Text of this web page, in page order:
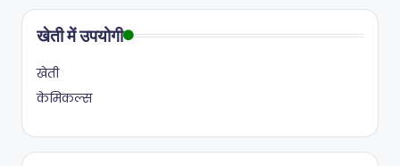
खेती में उपयोगी
खेती
केमिकल्स